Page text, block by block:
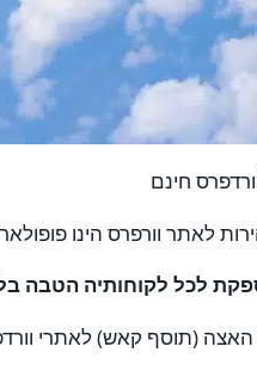
חינם
לאתר וורפרס הינו
לכל לקוחותיה הטבה
(תוסף קאש) לאתרי